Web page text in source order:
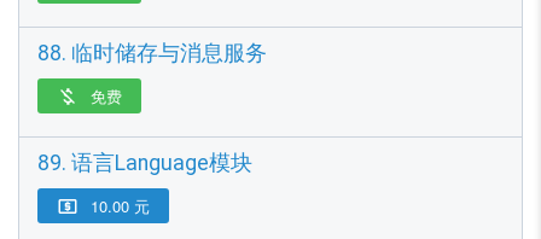
88. 临时储存与消息服务
 免费
89. 语言Language模块
 10.00 元